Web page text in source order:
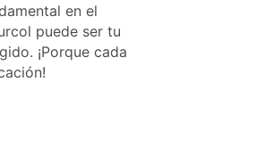
en el
puede ser tu
¡Porque cada